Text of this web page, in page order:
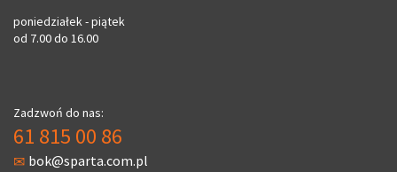
poniedziałek - piątek
od 7.00 do 16.00
Zadzwoń do nas:
61 815 00 86
bok@sparta.com.pl